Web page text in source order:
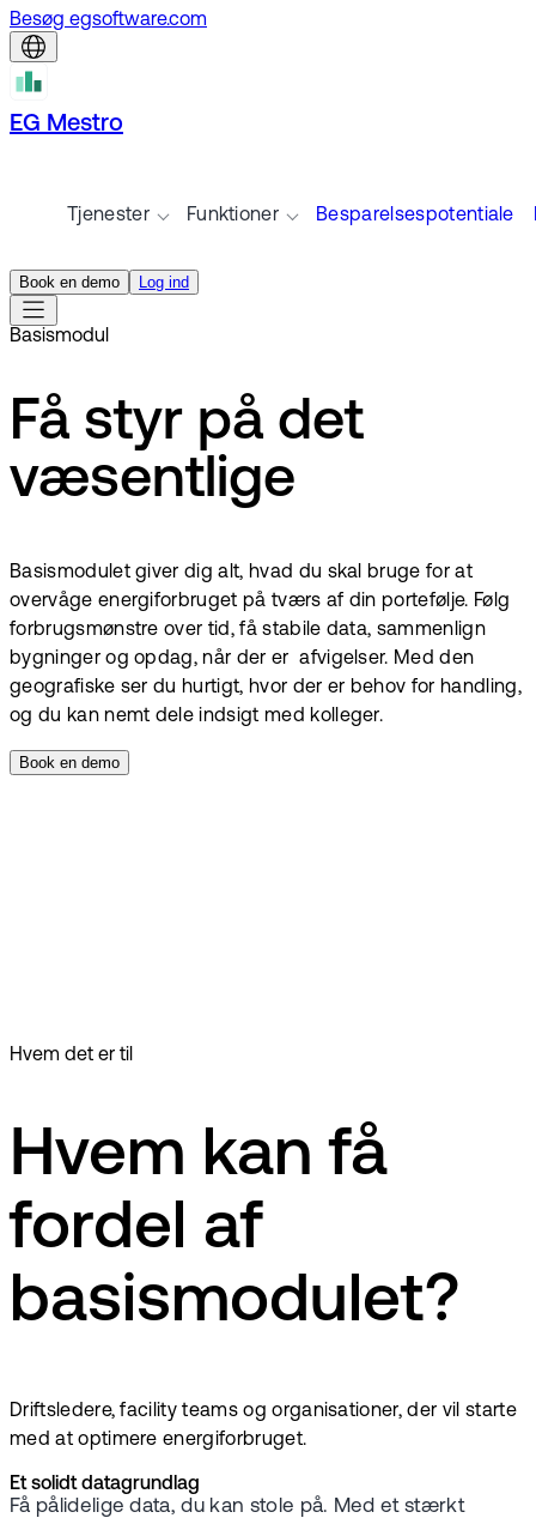
Besøg egsoftware.com
EG Mestro
Tjenester Funktioner Besparelsespotentiale
Book en demo Log ind
Basismodul
Få styr på det
væsentlige
Basismodulet giver dig alt, hvad du skal bruge for at
overvåge energiforbruget på tværs af din portefølje. Følg
forbrugsmønstre over tid, få stabile data, sammenlign
bygninger og opdag, når der er afvigelser. Med den
geografiske ser du hurtigt, hvor der er behov for handling,
og du kan nemt dele indsigt med kolleger.
Book en demo
Hvem det er til
Hvem kan få
fordel af
basismodulet?
Driftsledere, facility teams og organisationer, der vil starte
med at optimere energiforbruget.
Et solidt datagrundlag
Få pålidelige data, du kan stole på. Med et stærkt